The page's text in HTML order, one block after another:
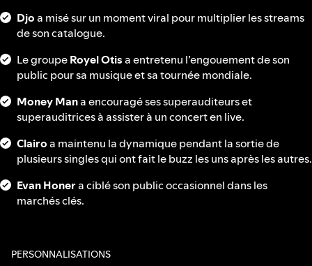
Djoa misé sur un moment viral pour multiplier les streams
de son catalogue.
Le groupeRoyel Otisa entretenu l’engouement de son
public pour sa musique et sa tournée mondiale.
Money Mana encouragé ses superauditeurs et
superauditrices à assister à un concert en live.
Clairoa maintenu la dynamique pendant la sortie de
plusieurs singles qui ont fait le buzz les uns après les autres.
Evan Honera ciblé son public occasionnel dans les
marchés clés.
PERSONNALISATIONS